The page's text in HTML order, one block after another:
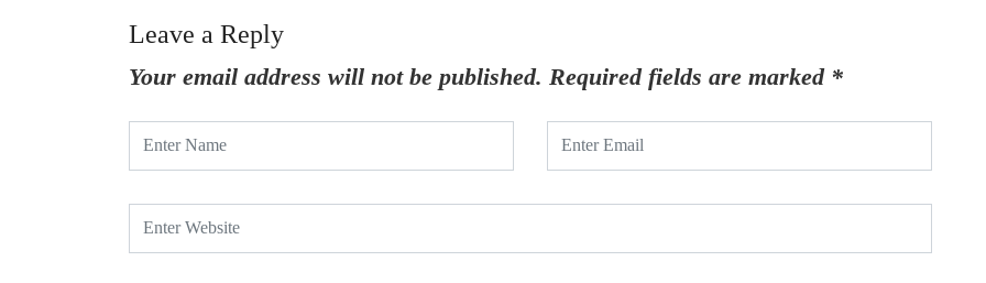
Leave a Reply
Your email address will not be published. Required fields are marked *